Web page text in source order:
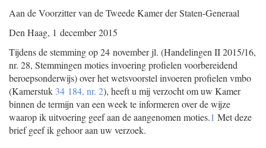
Aan de Voorzitter van de Tweede Kamer der Staten-Generaal
Den Haag, 1 december 2015
Tijdens de stemming op 24 november jl. (Handelingen II 2015/16,
nr. 28, Stemmingen moties invoering profielen voorbereidend
beroepsonderwijs) over het wetsvoorstel invoeren profielen vmbo
(Kamerstuk 34 184, nr. 2), heeft u mij verzocht om uw Kamer
binnen de termijn van een week te informeren over de wijze
waarop ik uitvoering geef aan de aangenomen moties.1 Met deze
brief geef ik gehoor aan uw verzoek.